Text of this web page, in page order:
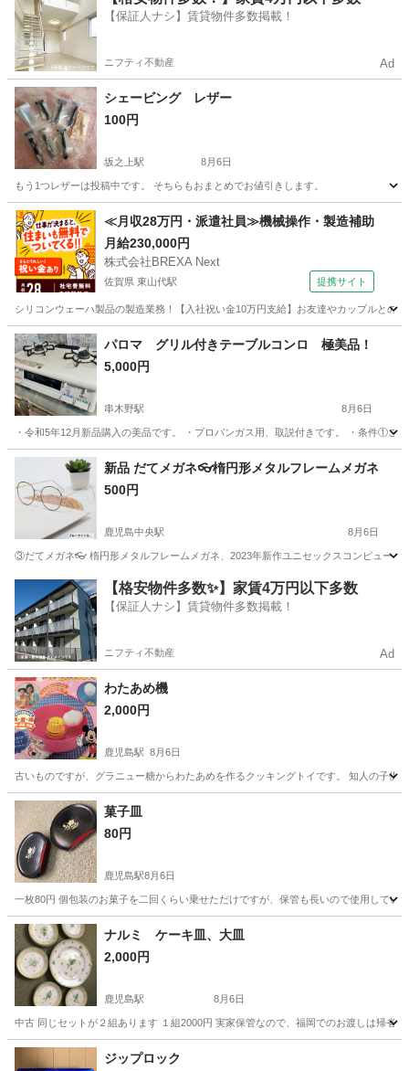
【保証人ナシ】賃貸物件多数掲載！
ニフティ不動産 Ad
シェービング レザー
100円
坂之上駅 8月6日
もう1つレザーは投稿中です。 そちらもおまとめでお値引きします。
鹿児島 鹿児島市 坂之上駅 その他
≪月収28万円・派遣社員≫機械操作・製造補助
月給230,000円
株式会社BREXA Next
佐賀県 東山代駅 提携サイト
シリコンウェーハ製品の製造業務！【入社祝い金10万円支給】お友達やカップルと
佐賀 伊万里市 東山代駅 その他
パロマ グリル付きテーブルコンロ 極美品！
5,000円
串木野駅 8月6日
・令和5年12月新品購入の美品です。 ・プロパンガス用、取説付きです。 ・条件①
鹿児島 いちき串木野市 串木野駅 調理器具
新品 だてメガネ👓楕円形メタルフレームメガネ
500円
鹿児島中央駅 8月6日
③だてメガネ👓 楕円形メタルフレームメガネ、2023年新作ユニセックスコンピュー
鹿児島市 鹿児島中央駅 家庭用品 メガネ
【格安物件多数✨】家賃4万円以下多数
【保証人ナシ】賃貸物件多数掲載！
ニフティ不動産 Ad
わたあめ機
2,000円
鹿児島駅 8月6日
古いものですが、グラニュー糖からわたあめを作るクッキングトイです。 知人の子
鹿児島 鹿児島市 鹿児島駅
菓子皿
80円
鹿児島駅8月6日
一枚80円 個包装のお菓子を二回くらい乗せただけですが、保管も長いので使用して
鹿児島 鹿児島市 鹿児島駅 食器 福岡
菓子
ナルミ ケーキ皿、大皿
2,000円
鹿児島駅 8月6日
中古 同じセットが２組あります １組2000円 実家保管なので、福岡でのお渡しは帰省
鹿児島 鹿児島市 鹿児島駅
ジップロック